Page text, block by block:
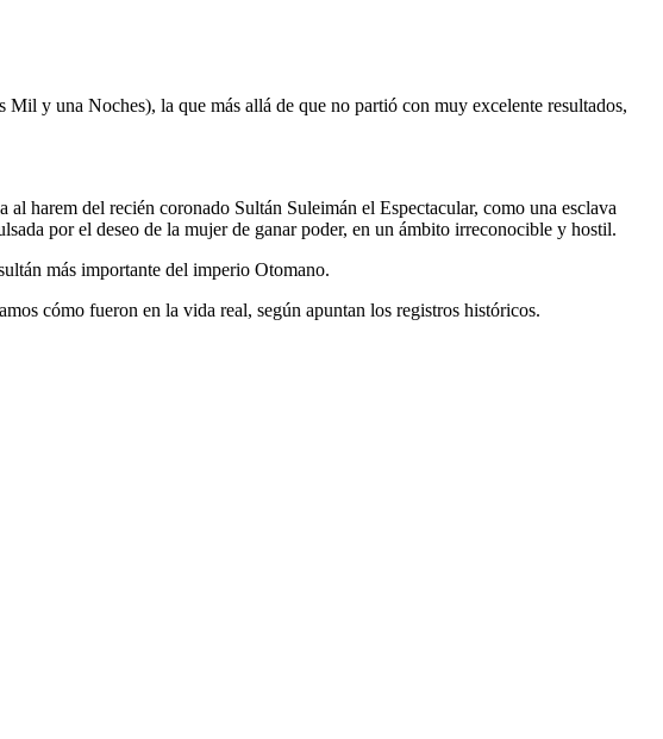
y una Noches), la que más allá de que no partió con muy excelente resultados,
harem del recién coronado Sultán Suleimán el Espectacular, como una esclava
por el deseo de la mujer de ganar poder, en un ámbito irreconocible y hostil.
más importante del imperio Otomano.
cómo fueron en la vida real, según apuntan los registros históricos.